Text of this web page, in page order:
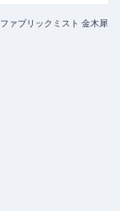
ファブリックミスト 金木犀